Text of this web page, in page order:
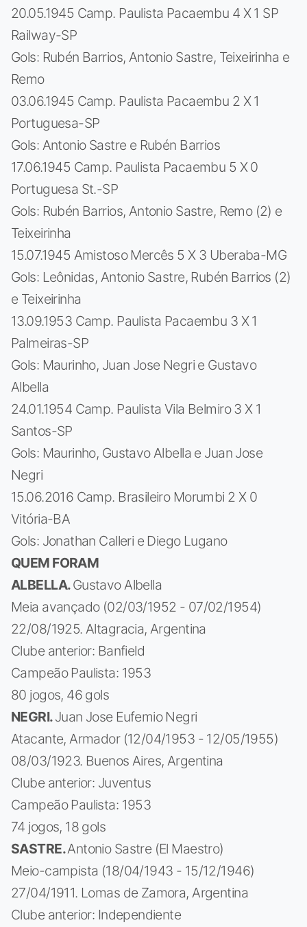
20.05.1945 Camp. Paulista Pacaembu 4 X 1 SP
Railway-SP
Gols: Rubén Barrios, Antonio Sastre, Teixeirinha e
Remo
03.06.1945 Camp. Paulista Pacaembu 2 X 1
Portuguesa-SP
Gols: Antonio Sastre e Rubén Barrios
17.06.1945 Camp. Paulista Pacaembu 5 X 0
Portuguesa St.-SP
Gols: Rubén Barrios, Antonio Sastre, Remo (2) e
Teixeirinha
15.07.1945 Amistoso Mercês 5 X 3 Uberaba-MG
Gols: Leônidas, Antonio Sastre, Rubén Barrios (2)
e Teixeirinha
13.09.1953 Camp. Paulista Pacaembu 3 X 1
Palmeiras-SP
Gols: Maurinho, Juan Jose Negri e Gustavo
Albella
24.01.1954 Camp. Paulista Vila Belmiro 3 X 1
Santos-SP
Gols: Maurinho, Gustavo Albella e Juan Jose
Negri
15.06.2016 Camp. Brasileiro Morumbi 2 X 0
Vitória-BA
Gols: Jonathan Calleri e Diego Lugano
QUEM FORAM
ALBELLA.Gustavo Albella
Meia avançado (02/03/1952 - 07/02/1954)
22/08/1925. Altagracia, Argentina
Clube anterior: Banfield
Campeão Paulista: 1953
80 jogos, 46 gols
NEGRI.Juan Jose Eufemio Negri
Atacante, Armador (12/04/1953 - 12/05/1955)
08/03/1923. Buenos Aires, Argentina
Clube anterior: Juventus
Campeão Paulista: 1953
74 jogos, 18 gols
SASTRE.Antonio Sastre (El Maestro)
Meio-campista (18/04/1943 - 15/12/1946)
27/04/1911. Lomas de Zamora, Argentina
Clube anterior: Independiente